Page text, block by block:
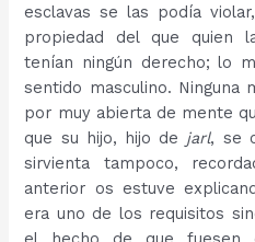
esclavas se las podía
propiedad del que quien
tenían ningún derecho; lo
sentido masculino. Ninguna
por muy abierta de mente
que su hijo, hijo de jarl, se
sirvienta tampoco,
anterior os estuve
era uno de los requisitos